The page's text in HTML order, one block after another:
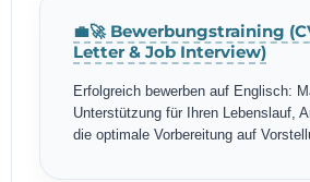
💼🚀 Bewerbungstraining
Letter & Job Interview)
Erfolgreich bewerben auf Englisch:
Unterstützung für Ihren Lebenslauf,
die optimale Vorbereitung auf